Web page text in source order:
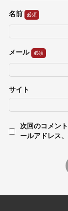
名前
メール
サイト
次回のコメン
ールアドレス